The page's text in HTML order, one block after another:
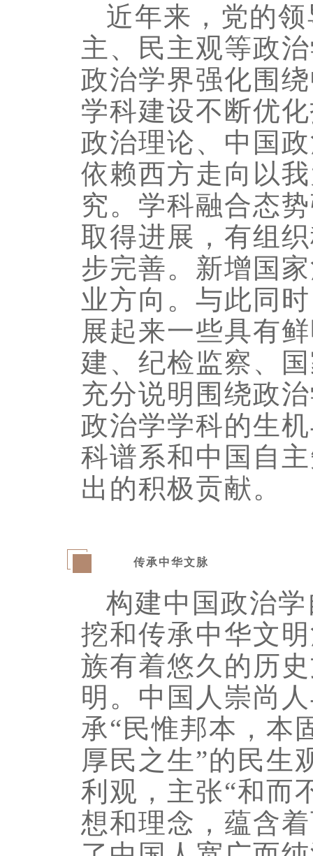
近年来，党的
主、民主观等政
政治学界强化围
学科建设不断优
政治理论、中国
依赖西方走向以
究。学科融合态
取得进展，有组
步完善。新增国
业方向。与此同
展起来一些具有
建、纪检监察、
充分说明围绕政
政治学学科的生
科谱系和中国自
出的积极贡献。
传承中华文脉
构建中国政治
挖和传承中华文
族有着悠久的历
明。中国人崇尚
承“民惟邦本，本
厚民之生”的民生
利观，主张“和而
想和理念，蕴含